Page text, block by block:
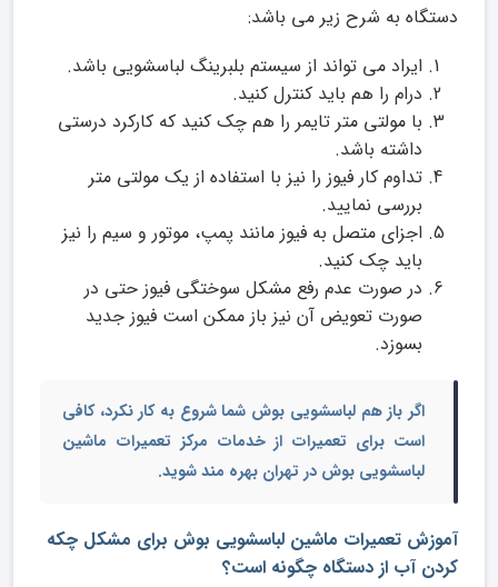
دستگاه به شرح زیر می باشد:
ایراد می تواند از سیستم بلبرینگ لباسشویی باشد.
درام را هم باید کنترل کنید.
با مولتی متر تایمر را هم چک کنید که کارکرد درستی
داشته باشد.
تداوم کار فیوز را نیز با استفاده از یک مولتی متر
بررسی نمایید.
اجزای متصل به فیوز مانند پمپ، موتور و سیم را نیز
باید چک کنید.
در صورت عدم رفع مشکل سوختگی فیوز حتی در
صورت تعویض آن نیز باز ممکن است فیوز جدید
بسوزد.
اگر باز هم لباسشویی بوش شما شروع به کار نکرد، کافی
است برای تعمیرات از خدمات مرکز تعمیرات ماشین
لباسشویی بوش در تهران بهره مند شوید.
آموزش تعمیرات ماشین لباسشویی بوش برای مشکل چکه
کردن آب از دستگاه چگونه است؟